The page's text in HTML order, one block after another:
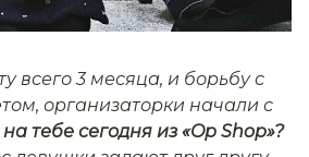
всего 3 месяца, и борьбу с
организаторки начали с
на тебе сегодня из «Op Shop»?